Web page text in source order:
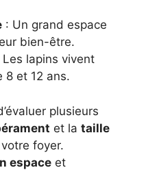
: Un grand espace
bien-être.
Les lapins vivent
8 et 12 ans.
plusieurs
et la taille
foyer.
espace et